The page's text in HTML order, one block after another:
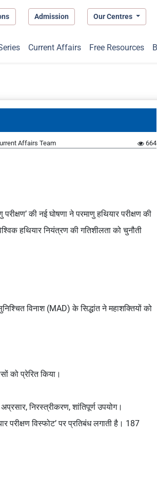
Admission Our Centres
Current Affairs Free Resources
Affairs Team 664
की नई घोषणा ने परमाणु हथियार परीक्षण की
हथियार नियंत्रण की गतिशीलता को चुनौती
विनाश (MAD) के सिद्धांत ने महाशक्तियों को
को प्रेरित किया।
निरस्त्रीकरण, शांतिपूर्ण उपयोग।
परीक्षण विस्फोट’ पर प्रतिबंध लगाती है। 187